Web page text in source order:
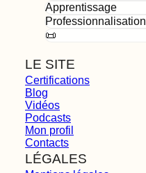
Apprentissage
Professionnalisation
📜
LE SITE
Certifications
Blog
Vidéos
Podcasts
Mon profil
Contacts
LÉGALES